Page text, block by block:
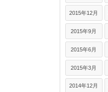
2015年12月
2015年9月
2015年6月
2015年3月
2014年12月